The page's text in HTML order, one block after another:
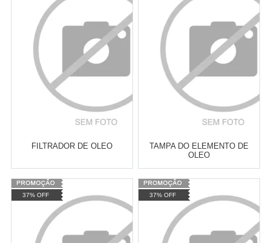
Revendedor)
10 x
Cat:
COMPRAR
Revendedor)
10
Cat:
COMPRAR
FILTRADOR DE OLEO
Varejo:
Atacado: R$ 2.550,90 (Apenas
Revendedor)
10 x
Cat:
TAMPA DO ELEMENTO DE
OLEO
Varejo:
Atacado: R$ 2.550,90 (Apenas
Revendedor)
10
Cat: XTZ LANDER 250
37% OFF 37% OFF